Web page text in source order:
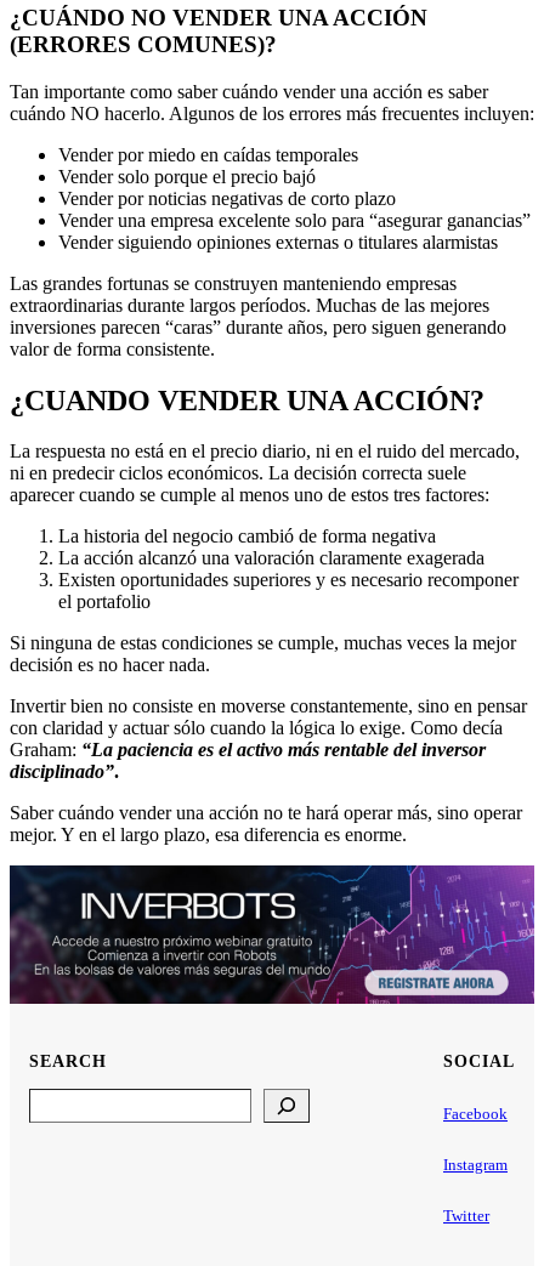
¿CUÁNDO NO VENDER UNA ACCIÓN
(ERRORES COMUNES)?
Tan importante como saber cuándo vender una acción es saber
cuándo NO hacerlo. Algunos de los errores más frecuentes incluyen:
Vender por miedo en caídas temporales
Vender solo porque el precio bajó
Vender por noticias negativas de corto plazo
Vender una empresa excelente solo para “asegurar ganancias”
Vender siguiendo opiniones externas o titulares alarmistas
Las grandes fortunas se construyen manteniendo empresas
extraordinarias durante largos períodos. Muchas de las mejores
inversiones parecen “caras” durante años, pero siguen generando
valor de forma consistente.
¿CUANDO VENDER UNA ACCIÓN?
La respuesta no está en el precio diario, ni en el ruido del mercado,
ni en predecir ciclos económicos. La decisión correcta suele
aparecer cuando se cumple al menos uno de estos tres factores:
La historia del negocio cambió de forma negativa
La acción alcanzó una valoración claramente exagerada
Existen oportunidades superiores y es necesario recomponer
el portafolio
Si ninguna de estas condiciones se cumple, muchas veces la mejor
decisión es no hacer nada.
Invertir bien no consiste en moverse constantemente, sino en pensar
con claridad y actuar sólo cuando la lógica lo exige. Como decía
Graham: “La paciencia es el activo más rentable del inversor
disciplinado”.
Saber cuándo vender una acción no te hará operar más, sino operar
mejor. Y en el largo plazo, esa diferencia es enorme.
SEARCH SOCIAL
Facebook
Instagram
Twitter